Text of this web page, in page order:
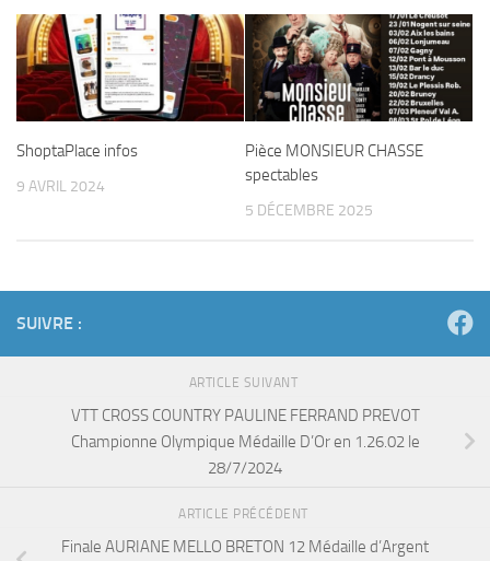
ShoptaPlace infos
9 AVRIL 2024
Pièce MONSIEUR CHASSE
spectables
5 DÉCEMBRE 2025
SUIVRE :
ARTICLE SUIVANT
VTT CROSS COUNTRY PAULINE FERRAND PREVOT
Championne Olympique Médaille D’Or en 1.26.02 le
28/7/2024
ARTICLE PRÉCÉDENT
Finale AURIANE MELLO BRETON 12 Médaille d’Argent